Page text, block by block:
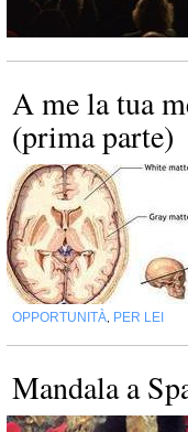
A me la tua
(prima parte)
OPPORTUNITÀ PER LEI
Mandala a